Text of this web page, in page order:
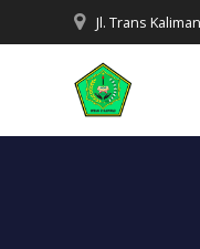
to
Jl. Trans